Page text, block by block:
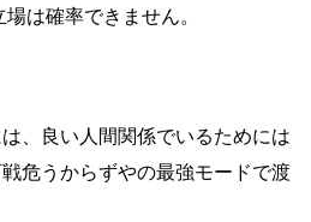
は確率できません。
、良い人間関係でいるためには
危うからずやの最強モードで渡